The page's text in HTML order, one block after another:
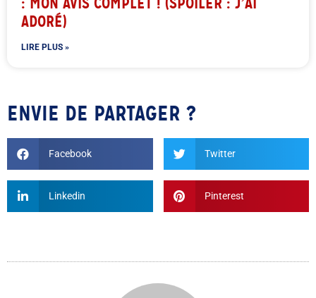
ADORÉ)
LIRE PLUS »
ENVIE DE PARTAGER ?
Facebook Twitter
Linkedin Pinterest